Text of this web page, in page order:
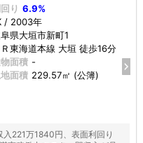
り 6.9%
/ 2003年
県大垣市新町1
Ｒ東海道本線 大垣 徒歩16分
面積 -
面積 229.57㎡ (公簿)
221万1840円、表面利回り